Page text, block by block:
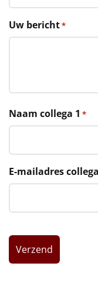
€100 en hoger
Alle
Rituals
Mannen
Leuke
Uw bericht*
Naam collega 1 *
E-mailadres